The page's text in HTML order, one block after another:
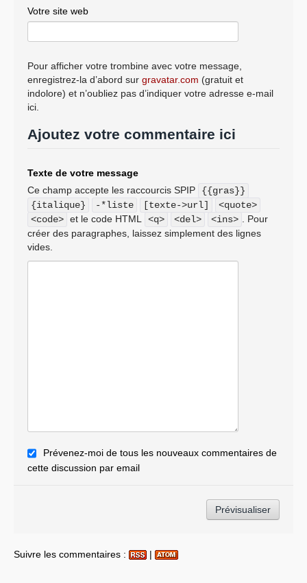
Votre site web
Pour afficher votre trombine avec votre message,
enregistrez-la d’abord sur gravatar.com (gratuit et
indolore) et n’oubliez pas d’indiquer votre adresse e-mail
ici.
Ajoutez votre commentaire ici
Texte de votre message
Ce champ accepte les raccourcis SPIP
{{gras}}
{italique}
-*liste [texte->url]
<quote>
<code> et le code HTML <q> <del> <ins>
. Pour
créer des paragraphes, laissez simplement des lignes
vides.
Prévenez-moi de tous les nouveaux commentaires de
cette discussion par email
Suivre les commentaires : |